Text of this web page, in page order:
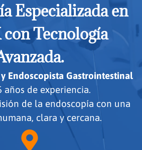
Especializada en
Tecnología
Endoscopista Gastrointestinal
años de experiencia.
de la endoscopía con una
clara y cercana.